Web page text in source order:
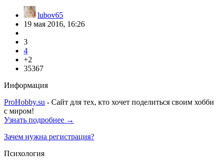
lubov65
19 мая 2016, 16:26
3
4
+2
35367
Информация
ProHobby.su - Сайт для тех, кто хочет поделиться своим хобби
с миром!
Узнать подробнее →
Зачем нужна регистрация?
Психология